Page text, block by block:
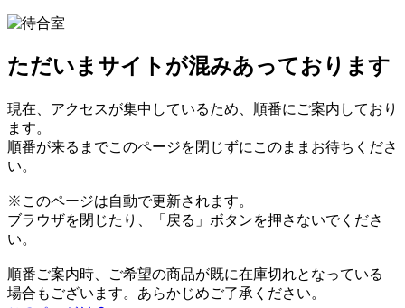
ただいまサイトが混みあっております
現在、アクセスが集中しているため、順番にご案内しており
ます。
順番が来るまでこのページを閉じずにこのままお待ちくださ
い。
※このページは自動で更新されます。
ブラウザを閉じたり、「戻る」ボタンを押さないでくださ
い。
順番ご案内時、ご希望の商品が既に在庫切れとなっている
場合もございます。あらかじめご了承ください。